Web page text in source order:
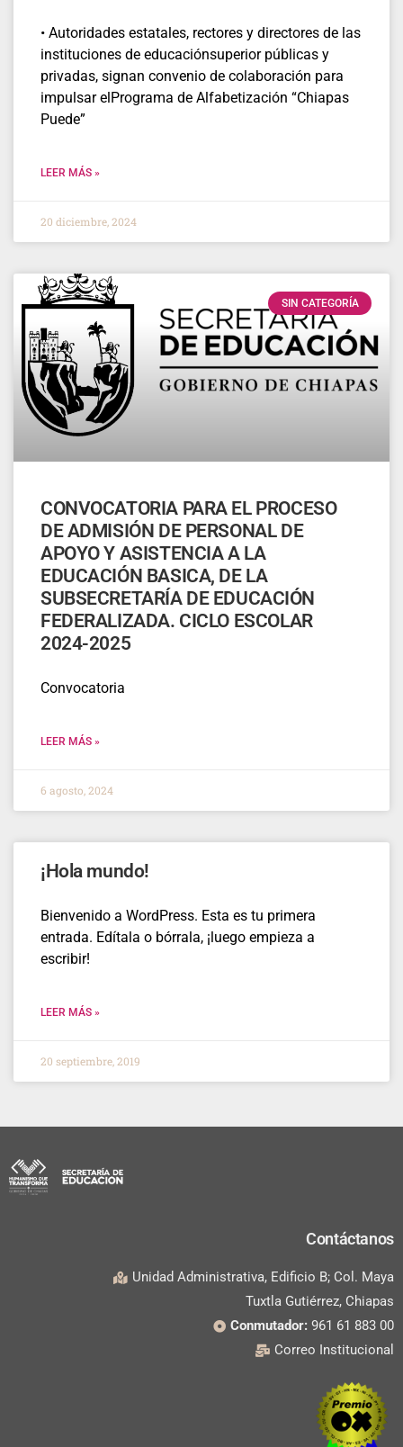
• Autoridades estatales, rectores y directores de las
instituciones de educaciónsuperior públicas y
privadas, signan convenio de colaboración para
impulsar elPrograma de Alfabetización “Chiapas
Puede”
LEER MÁS »
20 diciembre, 2024
SIN CATEGORÍA
CONVOCATORIA PARA EL PROCESO
DE ADMISIÓN DE PERSONAL DE
APOYO Y ASISTENCIA A LA
EDUCACIÓN BASICA, DE LA
SUBSECRETARÍA DE EDUCACIÓN
FEDERALIZADA. CICLO ESCOLAR
2024-2025
Convocatoria
LEER MÁS »
6 agosto, 2024
¡Hola mundo!
Bienvenido a WordPress. Esta es tu primera
entrada. Edítala o bórrala, ¡luego empieza a
escribir!
LEER MÁS »
20 septiembre, 2019
Contáctanos
Unidad Administrativa, Edificio B; Col. Maya
Tuxtla Gutiérrez, Chiapas
Conmutador: 961 61 883 00
Correo Institucional